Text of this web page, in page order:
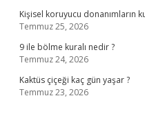
Kişisel koruyucu donanımların
Temmuz 25, 2026
9 ile bölme kuralı nedir ?
Temmuz 24, 2026
Kaktüs çiçeği kaç gün yaşar ?
Temmuz 23, 2026